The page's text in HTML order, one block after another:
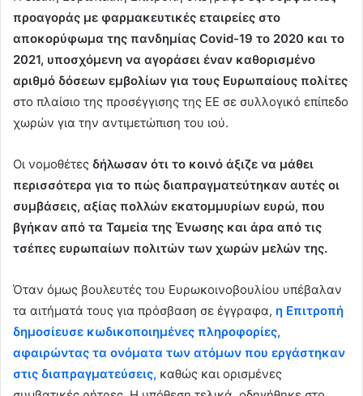
προαγοράς με φαρμακευτικές εταιρείες στο
αποκορύφωμα της πανδημίας Covid-19 το 2020 και το
2021, υποσχόμενη να αγοράσει έναν καθορισμένο
αριθμό δόσεων εμβολίων για τους Ευρωπαίους πολίτες
στο πλαίσιο της προσέγγισης της ΕΕ σε συλλογικό επίπεδο
χωρών για την αντιμετώπιση του ιού.
Οι νομοθέτες δήλωσαν ότι το κοινό άξιζε να μάθει
περισσότερα για το πώς διαπραγματεύτηκαν αυτές οι
συμβάσεις, αξίας πολλών εκατομμυρίων ευρώ, που
βγήκαν από τα Ταμεία της Ένωσης και άρα από τις
τσέπες ευρωπαίων πολιτών των χωρών μελών της.
Όταν όμως βουλευτές του Ευρωκοινοβουλίου υπέβαλαν
τα αιτήματά τους για πρόσβαση σε έγγραφα, η Επιτροπή
δημοσίευσε κωδικοποιημένες πληροφορίες,
αφαιρώντας τα ονόματα των ατόμων που εργάστηκαν
στις διαπραγματεύσεις, καθώς και ορισμένες